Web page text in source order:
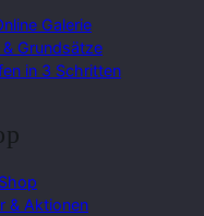
Galerie
& Grundsätze
in 3 Schritten
& Aktionen